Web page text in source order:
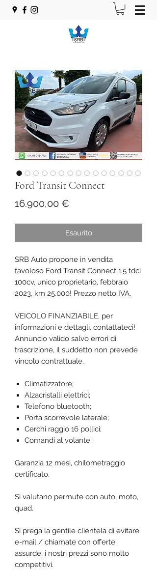
Ford Transit Connect
16.900,00 €
Esaurito
SRB Auto propone in vendita
favoloso Ford Transit Connect 1.5 tdci
100cv, unico proprietario, febbraio
2023, km 25.000! Prezzo netto IVA.
VEICOLO FINANZIABILE, per
informazioni e dettagli, contattateci!
Annuncio valido salvo errori di
trascrizione, il suddetto non prevede
vincolo contrattuale.
Climatizzatore;
Alzacristalli elettrici;
Telefono bluetooth;
Porta scorrevole laterale;
Cerchi raggio 16 pollici;
Comandi al volante;
Garanzia 12 mesi, chilometraggio
certificato.
Si valutano permute con auto, moto,
quad.
Si prega la gentile clientela di evitare
e-mail / chiamate con offerte
assurde, i nostri prezzi sono molto
competitivi.